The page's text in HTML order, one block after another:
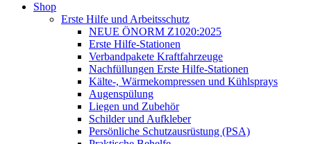
Shop
Erste Hilfe und Arbeitsschutz
NEUE ÖNORM Z1020:2025
Erste Hilfe-Stationen
Verbandpakete Kraftfahrzeuge
Nachfüllungen Erste Hilfe-Stationen
Kälte-, Wärmekompressen und Kühlsprays
Augenspülung
Liegen und Zubehör
Schilder und Aufkleber
Persönliche Schutzausrüstung (PSA)